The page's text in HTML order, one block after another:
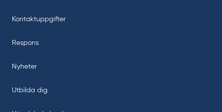
Kontaktuppgifter
Respons
Nyheter
Utbilda dig